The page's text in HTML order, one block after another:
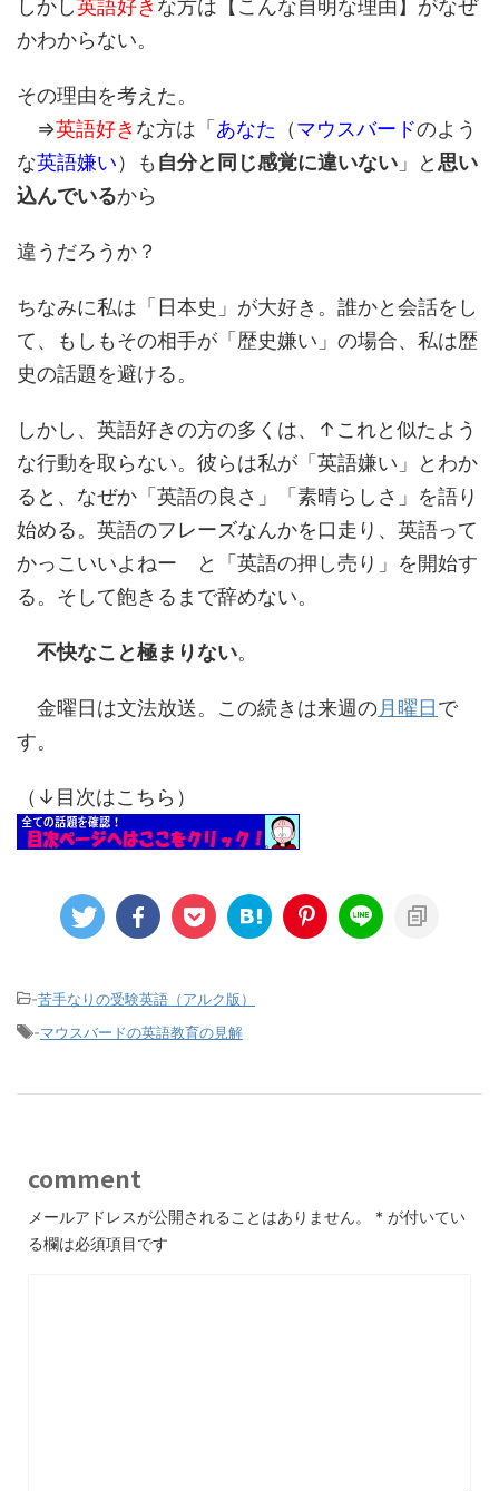
しかし英語好き な方は【こんな自明な理由】がなぜ
かわからない。
その理由を考えた。
⇒英語好き な方は「 あなた （マウスバードのよう
な英語嫌い）も 自分と同じ感覚に違いない 」と思い
込んでいるから
違うだろうか？
ちなみに私は「日本史」が大好き。誰かと会話をし
て、もしもその相手が「歴史嫌い」の場合、私は歴
史の話題を避ける。
しかし、英語好きの方の多くは、↑これと似たよう
な行動を取らない。彼らは私が「英語嫌い」とわか
ると、なぜか「英語の良さ」「素晴らしさ」を語り
始める。英語のフレーズなんかを口走り、英語って
かっこいいよねー と「英語の押し売り」を開始す
る。そして飽きるまで辞めない。
不快なこと極まりない。
金曜日は文法放送。この続きは来週の月曜日で
す。
（↓目次はこちら）
-苦手なりの受験英語（アルク版）
-マウスバードの英語教育の見解
comment
メールアドレスが公開されることはありません。 * が付いてい
る欄は必須項目です